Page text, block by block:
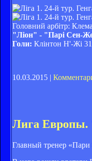
Головний арбітр:
"Ліон" - "Парі Сен-
Голи: Клінтон Н'-Жі 31
10.03.2015 |
Лига Европы.
Главный тренер «Пари